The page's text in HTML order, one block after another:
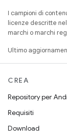
I campioni di
licenze descritte
marchi o marchi
Ultimo
CREA
Repository per
Requisiti
Download